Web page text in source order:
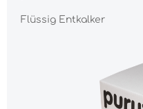
Flüssig Entkalker